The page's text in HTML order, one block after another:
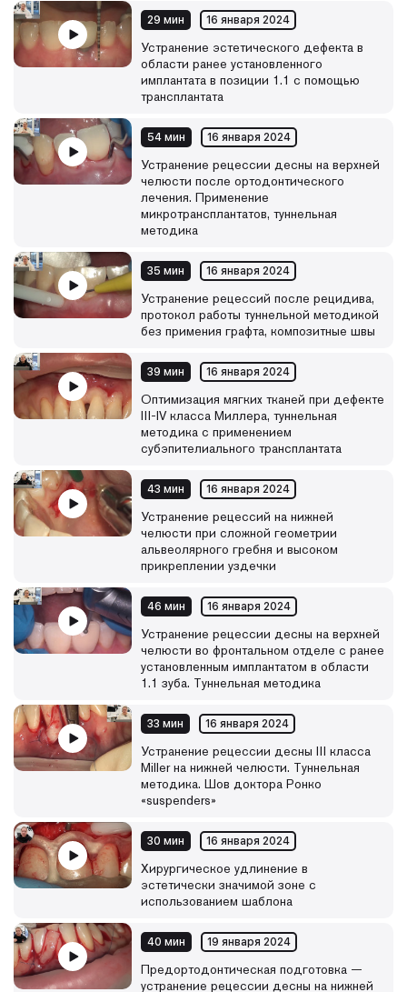
29 мин 16 января 2024
Устранение эстетического дефекта в
области ранее установленного
имплантата в позиции 1.1 с помощью
трансплантата
54 мин 16 января 2024
Устранение рецессии десны на верхней
челюсти после ортодонтического
лечения. Применение
микротрансплантатов, туннельная
методика
35 мин 16 января 2024
Устранение рецессий после рецидива,
протокол работы туннельной методикой
без примения графта, композитные швы
39 мин 16 января 2024
Оптимизация мягких тканей при дефекте
III-IV класса Миллера, туннельная
методика с применением
субэпителиального трансплантата
43 мин 16 января 2024
Устранение рецессий на нижней
челюсти при сложной геометрии
альвеолярного гребня и высоком
прикреплении уздечки
46 мин 16 января 2024
Устранение рецессии десны на верхней
челюсти во фронтальном отделе с ранее
установленным имплантатом в области
1.1 зуба. Туннельная методика
33 мин 16 января 2024
Устранение рецессии десны III класса
Miller на нижней челюсти. Туннельная
методика. Шов доктора Ронко
«suspenders»
30 мин 16 января 2024
Хирургическое удлинение в
эстетически значимой зоне с
использованием шаблона
40 мин 19 января 2024
Предортодонтическая подготовка —
устранение рецессии десны на нижней